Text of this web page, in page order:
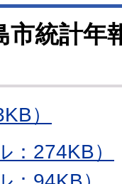
統計年
）
：274KB）